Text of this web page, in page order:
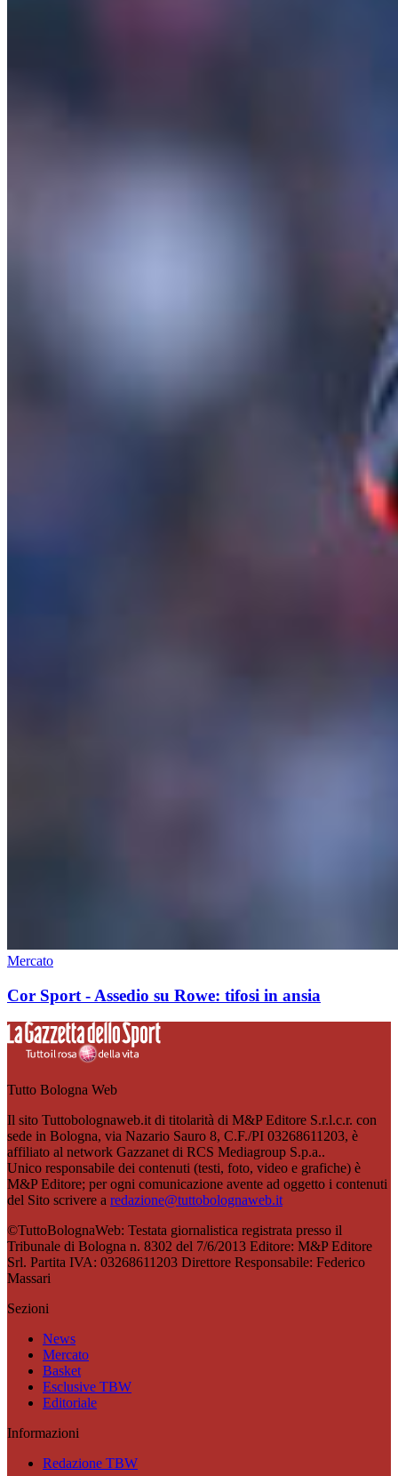
Mercato
Cor Sport - Assedio su Rowe: tifosi in ansia
Tutto Bologna Web
Il sito Tuttobolognaweb.it di titolarità di M&P Editore S.r.l.c.r. con
sede in Bologna, via Nazario Sauro 8, C.F./PI 03268611203, è
affiliato al network Gazzanet di RCS Mediagroup S.p.a..
Unico responsabile dei contenuti (testi, foto, video e grafiche) è
M&P Editore; per ogni comunicazione avente ad oggetto i contenuti
del Sito scrivere a redazione@tuttobolognaweb.it
©TuttoBolognaWeb: Testata giornalistica registrata presso il
Tribunale di Bologna n. 8302 del 7/6/2013 Editore: M&P Editore
Srl. Partita IVA: 03268611203 Direttore Responsabile: Federico
Massari
Sezioni
News
Mercato
Basket
Esclusive TBW
Editoriale
Informazioni
Redazione TBW